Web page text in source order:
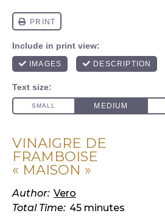
VINAIGRE DE
FRAMBOISE
« MAISON »
Author: Vero
Total Time: 45 minutes